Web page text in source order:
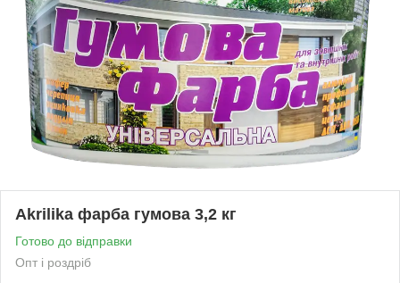
Akrilika фарба гумова 3,2 кг
Готово до відправки
Опт і роздріб